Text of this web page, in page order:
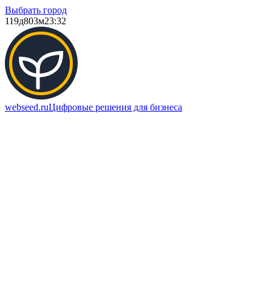
Выбрать город
119д803м23:32
webseed.ruЦифровые решения для бизнеса